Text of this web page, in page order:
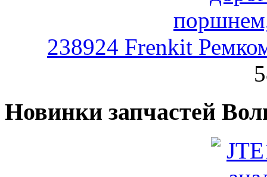
238924 Frenkit
Новинки запчастей